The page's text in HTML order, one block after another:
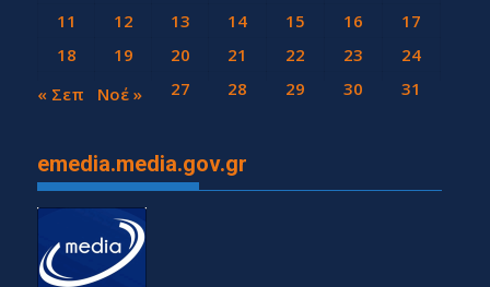
11
12 13 14 15 16
17
18
19 20 21 22 23
24
25
26 27 28 29 30 31
« Σεπ Νοέ »
emedia.media.gov.gr